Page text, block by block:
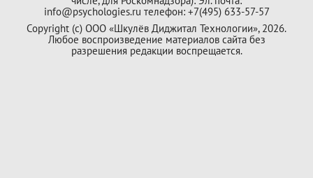
info@psychologies.ru телефон: +7(495) 633-57-57
Copyright (с) ООО «Шкулёв Диджитал Технологии», 2026.
Любое воспроизведение материалов сайта без
разрешения редакции воспрещается.